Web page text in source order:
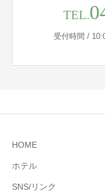
TEL.
受付時間 /
HOME
ホテル
SNS/リンク